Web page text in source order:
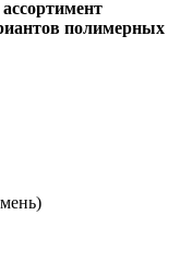
полимерных